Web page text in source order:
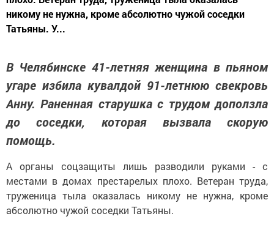
никому не нужна, кроме абсолютно чужой соседки
Татьяны. У...
В Челябинске 41-летняя женщина в пьяном
угаре избила кувалдой 91-летнюю свекровь
Анну. Раненная старушка с трудом доползла
до соседки, которая вызвала скорую
помощь.
А органы соцзащиты лишь разводили руками - с
местами в домах престарелых плохо. Ветеран труда,
труженица тыла оказалась никому не нужна, кроме
абсолютно чужой соседки Татьяны.